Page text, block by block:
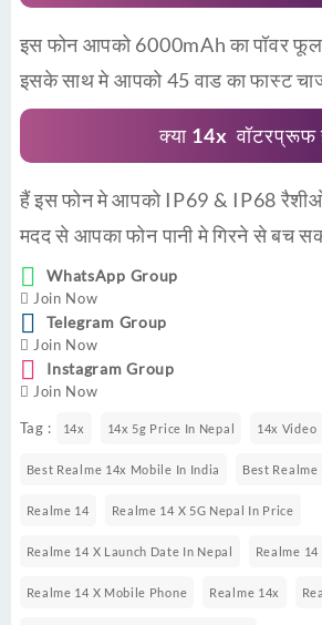
इस फोन आपको 6000mAh का पॉवर फूल
इसके साथ मे आपको 45 वाड का फास्ट
क्या 14x वॉटरप्रूफ
हैं इस फोन मे आपको IP69 & IP68
मदद से आपका फोन पानी मे गिरने से बच
WhatsApp Group
Join Now
Telegram Group
Join Now
Instagram Group
Join Now
Tag : 14x 14x 5g Price In Nepal 14x Video
Best Realme 14x Mobile In India Best Realme
Realme 14 Realme 14 X 5G Nepal In Price
Realme 14 X Launch Date In Nepal Realme 14
Realme 14 X Mobile Phone Realme 14x